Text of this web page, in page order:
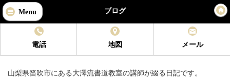
Menu ブログ
電話 地図 メール
山梨県笛吹市にある大澤流書道教室の講師が綴る日記です。